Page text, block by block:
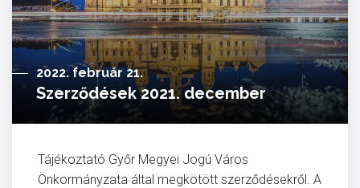
2022. február 21.
Szerződések 2021. december
Tájékoztató Győr Megyei Jogú Város
Önkormányzata által megkötött szerződésekről. A